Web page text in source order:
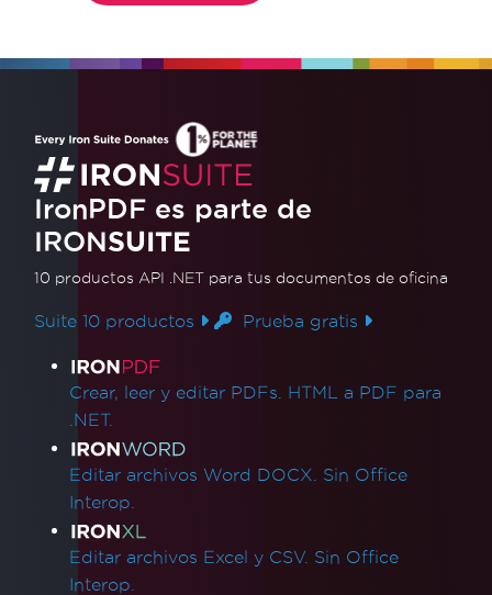
IronPDF es parte de
IRONSUITE
10 productos API .NET para tus documentos de oficina
Suite 10 productos Prueba gratis
Enlaces de productos
Crear, leer y editar PDFs. HTML a PDF para
.NET.
Editar archivos Word DOCX. Sin Office
Interop.
Editar archivos Excel y CSV. Sin Office
Interop.